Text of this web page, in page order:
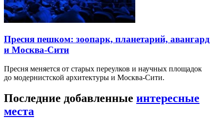
Пресня пешком: зоопарк, планетарий, авангард
и Москва-Сити
Пресня меняется от старых переулков и научных площадок
до модернистской архитектуры и Москва-Сити.
Последние добавленные интересные
места